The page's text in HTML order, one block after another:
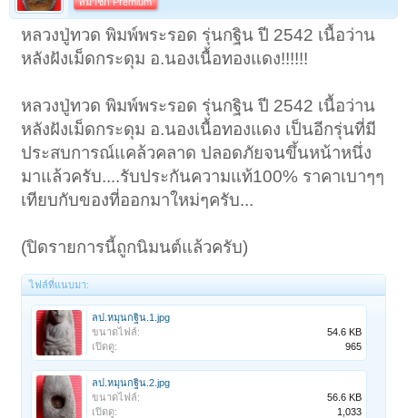
หลวงปู่ทวด พิมพ์พระรอด รุ่นกฐิน ปี 2542 เนื้อว่าน
หลังฝังเม็ดกระดุม อ.นองเนื้อทองแดง!!!!!!
หลวงปู่ทวด พิมพ์พระรอด รุ่นกฐิน ปี 2542 เนื้อว่าน
หลังฝังเม็ดกระดุม อ.นองเนื้อทองแดง เป็นอีกรุ่นที่มี
ประสบการณ์แคล้วคลาด ปลอดภัยจนขึ้นหน้าหนึ่ง
มาแล้วครับ....รับประกันความแท้100% ราคาเบาๆๆ
เทียบกับของที่ออกมาใหม่ๆครับ...
(ปิดรายการนี้ถูกนิมนต์แล้วครับ)
ไฟล์ที่แนบมา:
ลป.หมุนกฐิน.1.jpg
ขนาดไฟล์:
54.6 KB
เปิดดู:
965
ลป.หมุนกฐิน.2.jpg
ขนาดไฟล์:
56.6 KB
เปิดดู:
1,033